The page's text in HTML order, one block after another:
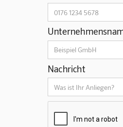
Nachricht